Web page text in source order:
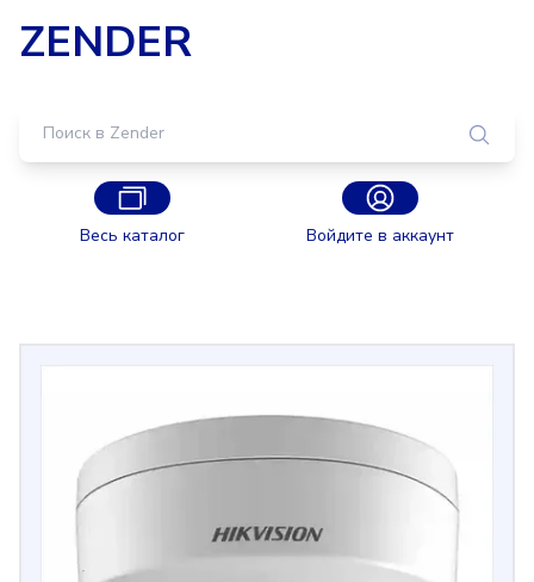
ZENDER
Весь каталог Войдите в аккаунт